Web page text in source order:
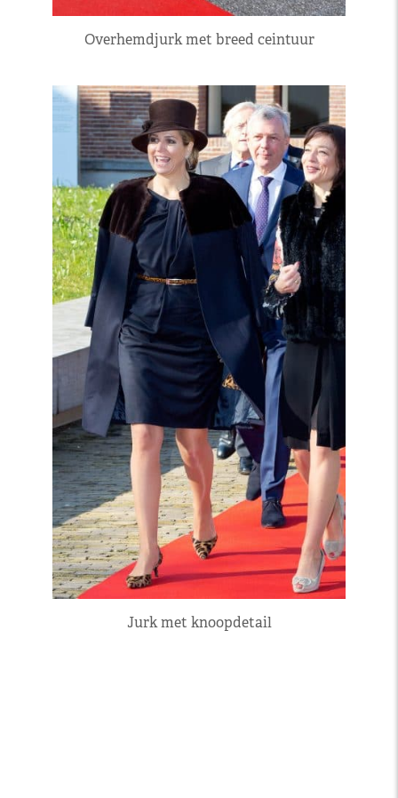
Overhemdjurk met breed ceintuur
Jurk met knoopdetail